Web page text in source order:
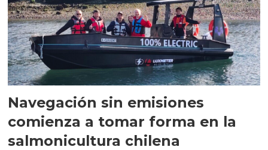
Navegación sin emisiones
comienza a tomar forma en la
salmonicultura chilena